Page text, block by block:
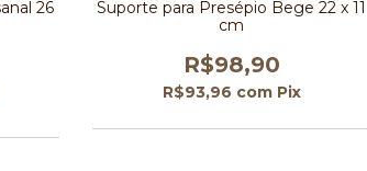
26
Suporte para Presépio Bege 22 x 11
cm
R$98,90
R$93,96 com Pix